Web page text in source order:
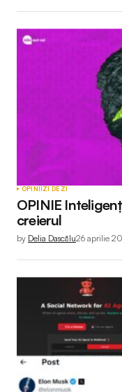
OPINIIZI DE ZI
OPINIE
creierul
by Delia Dascălu26 aprilie